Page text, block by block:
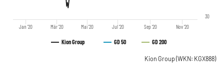
Kion Group GD 50 GD 200
Jan '20 Mär '20 Mai '20 Jul '20 Sep '20 Nov '20
30
Kion Group (WKN: KGX888)